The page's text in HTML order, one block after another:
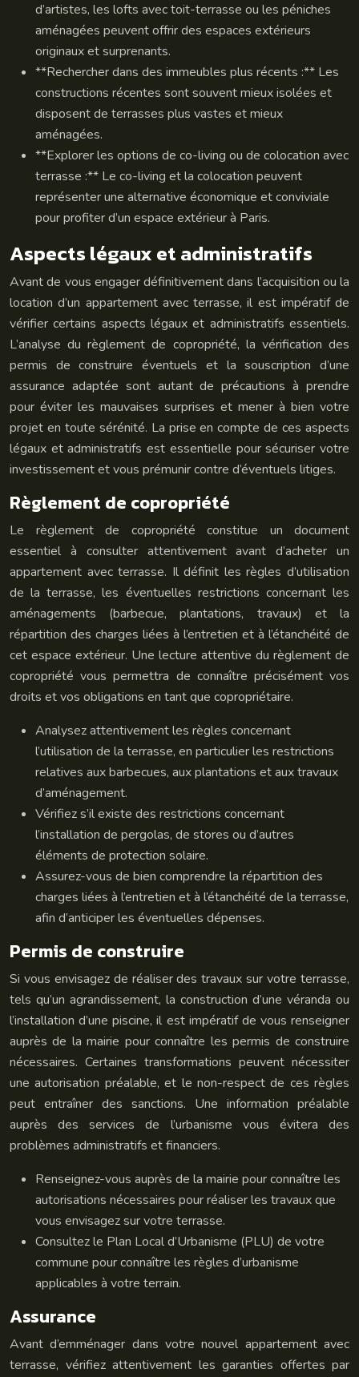
d’artistes, les lofts avec toit-terrasse ou les péniches
aménagées peuvent offrir des espaces extérieurs
originaux et surprenants.
**Rechercher dans des immeubles plus récents :** Les
constructions récentes sont souvent mieux isolées et
disposent de terrasses plus vastes et mieux
aménagées.
**Explorer les options de co-living ou de colocation avec
terrasse :** Le co-living et la colocation peuvent
représenter une alternative économique et conviviale
pour profiter d’un espace extérieur à Paris.
Aspects légaux et administratifs
Avant de vous engager définitivement dans l’acquisition ou la
location d’un appartement avec terrasse, il est impératif de
vérifier certains aspects légaux et administratifs essentiels.
L’analyse du règlement de copropriété, la vérification des
permis de construire éventuels et la souscription d’une
assurance adaptée sont autant de précautions à prendre
pour éviter les mauvaises surprises et mener à bien votre
projet en toute sérénité. La prise en compte de ces aspects
légaux et administratifs est essentielle pour sécuriser votre
investissement et vous prémunir contre d’éventuels litiges.
Règlement de copropriété
Le règlement de copropriété constitue un document
essentiel à consulter attentivement avant d’acheter un
appartement avec terrasse. Il définit les règles d’utilisation
de la terrasse, les éventuelles restrictions concernant les
aménagements (barbecue, plantations, travaux) et la
répartition des charges liées à l’entretien et à l’étanchéité de
cet espace extérieur. Une lecture attentive du règlement de
copropriété vous permettra de connaître précisément vos
droits et vos obligations en tant que copropriétaire.
Analysez attentivement les règles concernant
l’utilisation de la terrasse, en particulier les restrictions
relatives aux barbecues, aux plantations et aux travaux
d’aménagement.
Vérifiez s’il existe des restrictions concernant
l’installation de pergolas, de stores ou d’autres
éléments de protection solaire.
Assurez-vous de bien comprendre la répartition des
charges liées à l’entretien et à l’étanchéité de la terrasse,
afin d’anticiper les éventuelles dépenses.
Permis de construire
Si vous envisagez de réaliser des travaux sur votre terrasse,
tels qu’un agrandissement, la construction d’une véranda ou
l’installation d’une piscine, il est impératif de vous renseigner
auprès de la mairie pour connaître les permis de construire
nécessaires. Certaines transformations peuvent nécessiter
une autorisation préalable, et le non-respect de ces règles
peut entraîner des sanctions. Une information préalable
auprès des services de l’urbanisme vous évitera des
problèmes administratifs et financiers.
Renseignez-vous auprès de la mairie pour connaître les
autorisations nécessaires pour réaliser les travaux que
vous envisagez sur votre terrasse.
Consultez le Plan Local d’Urbanisme (PLU) de votre
commune pour connaître les règles d’urbanisme
applicables à votre terrain.
Assurance
Avant d’emménager dans votre nouvel appartement avec
terrasse, vérifiez attentivement les garanties offertes par